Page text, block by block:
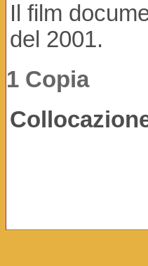
Il film
del 2001.
1 Copia